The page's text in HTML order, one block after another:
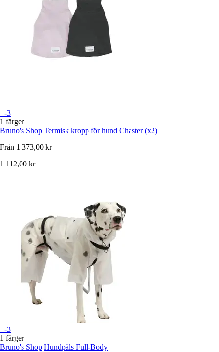
+-3
1 färger
Bruno's Shop Termisk kropp för hund Chaster (x2)
Från 1 373,00 kr
1 112,00 kr
+-3
1 färger
Bruno's Shop Hundpäls Full-Body